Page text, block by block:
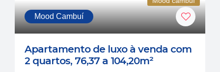
R$ 1.781.000
Mood Cambuí
Apartamento de luxo à venda com
2 quartos, 76,37 a 104,20m²